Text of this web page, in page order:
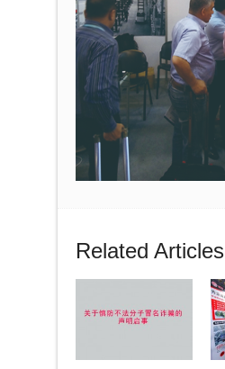
Related Articles